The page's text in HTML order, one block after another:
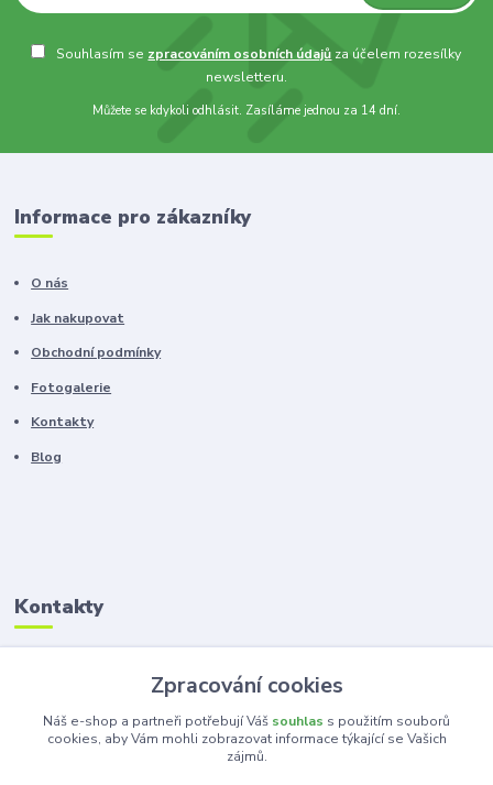
Souhlasím se zpracováním osobních údajů za účelem rozesílky
newsletteru.
Můžete se kdykoli odhlásit. Zasíláme jednou za 14 dní.
Informace pro zákazníky
O nás
Jak nakupovat
Obchodní podmínky
Fotogalerie
Kontakty
Blog
Kontakty
Zákaznická podpora
+420 603 100 966
(Po-Pá, 8-16 hod.)
Zpracování cookies
Náš e-shop a partneři potřebují Váš souhlas s použitím souborů
cookies, aby Vám mohli zobrazovat informace týkající se Vašich
zájmů.